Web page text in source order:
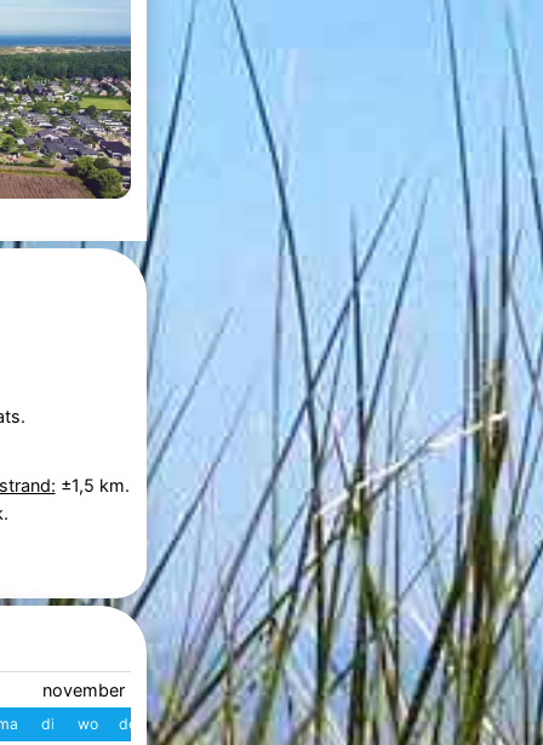
±1,5 km.
november 2026
di wo do vr za zo
december 2026
W ma di wo do vr